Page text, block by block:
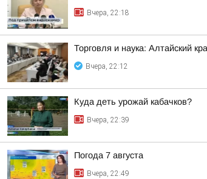
Вчера, 22:18
Торговля и наука: Алтайский
Вчера, 22:12
Куда деть урожай кабачков?
Вчера, 22:39
Погода 7 августа
Вчера, 22:49